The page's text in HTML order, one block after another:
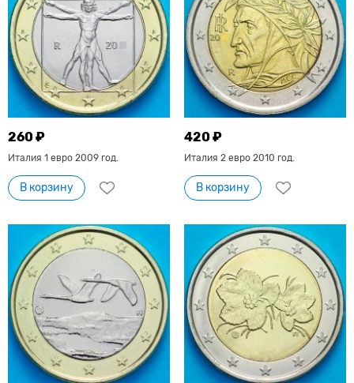
260 ₽
Италия 1 евро 2009 год.
В корзину
420 ₽
Италия 2 евро 2010 год.
В корзину